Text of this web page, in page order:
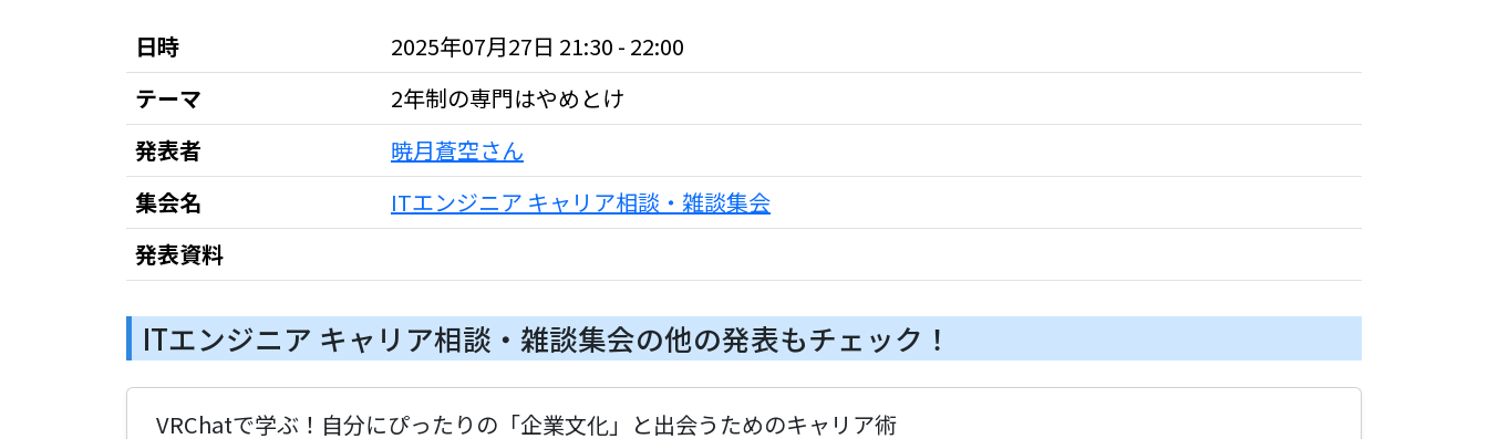
日時
2025年07月27日 21:30 - 22:00
テーマ
2年制の専門はやめとけ
発表者
暁月蒼空さん
集会名
ITエンジニア キャリア相談・雑談集会
発表資料
ITエンジニア キャリア相談・雑談集会の他の発表もチェック！
VRChatで学ぶ！自分にぴったりの「企業文化」と出会うためのキャリア術